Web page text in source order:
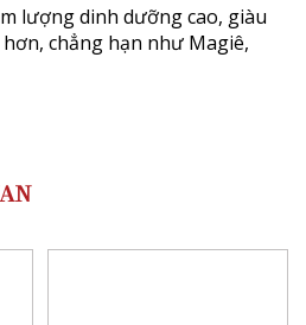
lượng dinh dưỡng cao, giàu
chẳng hạn như Magiê,